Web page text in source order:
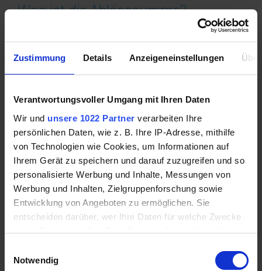
Zustimmung Details Anzeigeneinstellungen
Verantwortungsvoller Umgang mit Ihren Daten
Wir und unsere 1022 Partner verarbeiten Ihre
persönlichen Daten, wie z. B. Ihre IP-Adresse, mithilfe
von Technologien wie Cookies, um Informationen auf
Ihrem Gerät zu speichern und darauf zuzugreifen und so
personalisierte Werbung und Inhalte, Messungen von
Werbung und Inhalten, Zielgruppenforschung sowie
Entwicklung von Angeboten zu ermöglichen. Sie
entscheiden darüber, wer Ihre Daten für welche Zwecke
nutzt. Sie können Ihre Einwilligung jederzeit über die
Trigger Symbol ändern oder widerrufen
Notwendig
Was ist die Ablösesumme?
Die Ablösesumme ist die Restschuld des
Kreditvertrages, die der Kreditnehmer zahlt, um
Kreditzinsen bis zum Ablösetermin, plus einer
eventuellen Vorfälligkeitsentscheidung sowie der
anfallenden Bearbeitungsgebühren. Eventuell
anfallende Grundbuchkosten sind darüber hinaus
mit in Erwägung zu ziehen. Eine genaue Berechnung
der Ablösesumme kann durch ein Online-Tool
unterstützt werden.
Rechte und Pflichten von
Kreditnehmer und Kreditgeber
Der Kreditnehmer hat grundsätzlich den Anspruch